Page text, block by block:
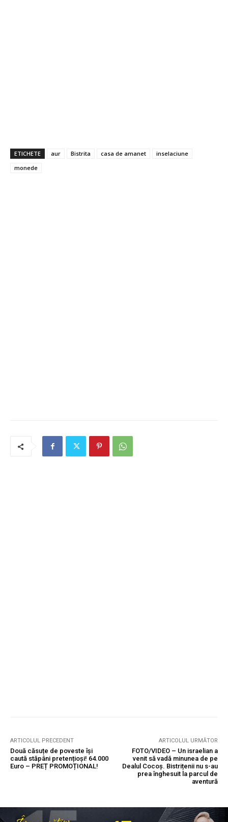
ETICHETE aur Bistrita casa de amanet
inselaciune
monede
ARTICOLUL PRECEDENT
Două căsuțe de poveste își
caută stăpâni pretențioși! 64.000
Euro – PREȚ PROMOȚIONAL!
ARTICOLUL URMĂTOR
FOTO/VIDEO – Un israelian a
venit să vadă minunea de pe
Dealul Cocoș. Bistrițenii nu s-au
prea înghesuit la parcul de
aventură